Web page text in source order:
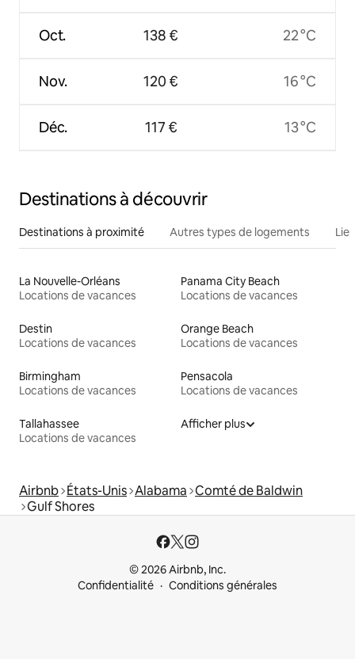
Oct.
Nov.
Déc.
138 €
120 €
117 €
22 °C
16 °C
13 °C
Destinations à découvrir
Destinations à proximité Autres types de logements
La Nouvelle-Orléans
Locations de vacances
Panama City Beach
Locations de vacances
Destin
Locations de vacances
Orange Beach
Locations de vacances
Birmingham
Locations de vacances
Pensacola
Locations de vacances
Tallahassee
Locations de vacances
Afficher plus
Airbnb États-Unis Alabama Comté de Baldwin
Gulf Shores
© 2026 Airbnb, Inc.
Confidentialité
Conditions générales